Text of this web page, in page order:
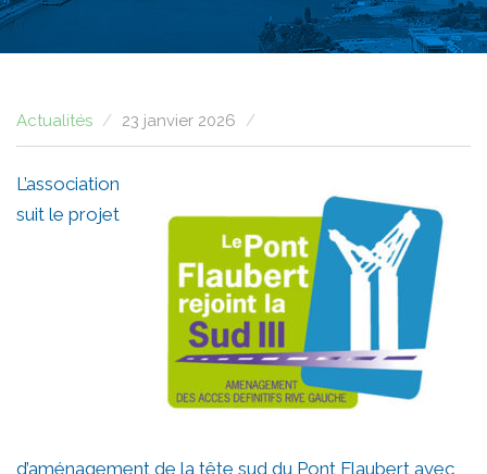
Actualités 23 janvier 2026
L’association
suit le projet
d’aménagement de la tête sud du Pont Flaubert avec